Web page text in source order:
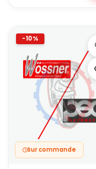
-10%
Sur commande